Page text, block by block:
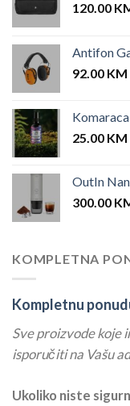
120.00
Antifon
92.00 KM
25.00 KM
OutIn
300.00
KOMPLETNA
Kompletnu
Sve proizvode koje
isporučiti na Vašu
Ukoliko niste